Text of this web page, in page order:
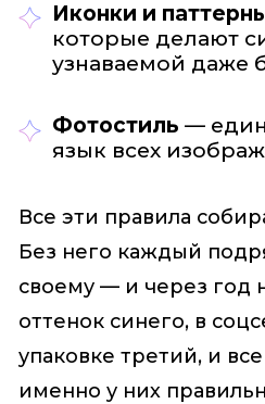
Иконки и
которые делают
узнаваемой даже
Фотостиль —
язык всех
Все эти правила
Без него каждый
своему — и через год
оттенок синего, в
упаковке третий, и
именно у них